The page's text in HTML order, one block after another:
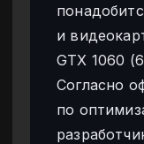
и
GTX 1060
Согласно
по